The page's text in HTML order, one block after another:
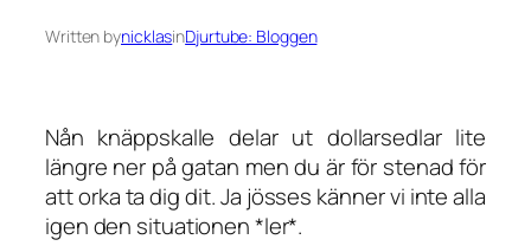
Written bynicklasinDjurtube: Bloggen
Nån knäppskalle delar ut dollarsedlar lite
längre ner på gatan men du är för stenad för
att orka ta dig dit. Ja jösses känner vi inte alla
igen den situationen *ler*.